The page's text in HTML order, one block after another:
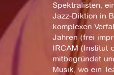
Spektralisten,
Jazz-Diktion in
komplexen
Jahren (frei
IRCAM (Institut
mitbegründet
Musik, wo ein